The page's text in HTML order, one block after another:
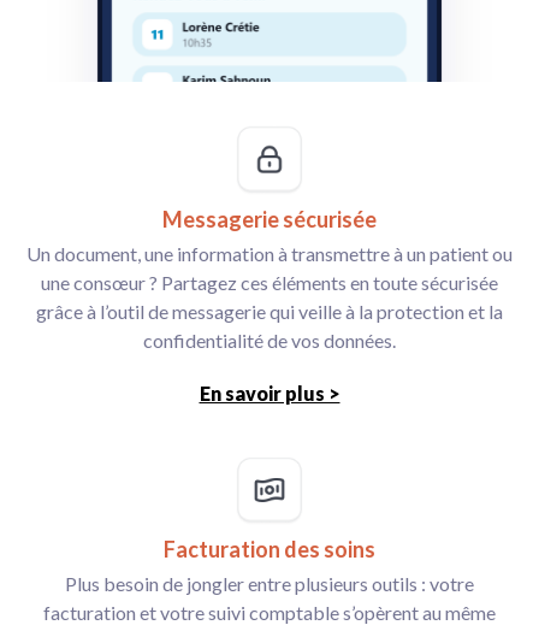
Messagerie sécurisée
Un document, une information à transmettre à un patient ou
une consœur ? Partagez ces éléments en toute sécurisée
grâce à l’outil de messagerie qui veille à la protection et la
confidentialité de vos données.
En savoir plus >
Facturation des soins
Plus besoin de jongler entre plusieurs outils : votre
facturation et votre suivi comptable s’opèrent au même